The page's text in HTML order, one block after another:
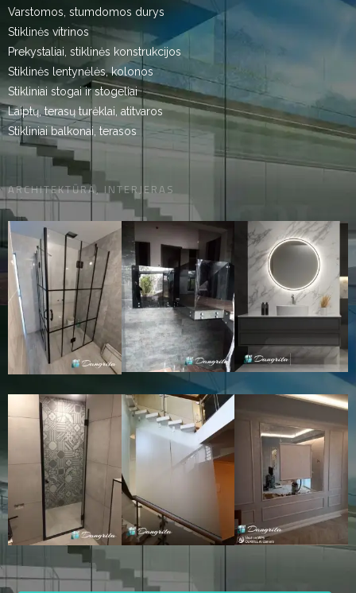
Varstomos, stumdomos durys
Stiklinės vitrinos
Prekystaliai, stiklinės konstrukcijos
Stiklinės lentynėlės, kolonos
Stikliniai stogai ir stogeliai
Laiptų, terasų turėklai, atitvaros
Stikliniai balkonai, terasos
ARCHITEKTŪRA, INTERJERAS